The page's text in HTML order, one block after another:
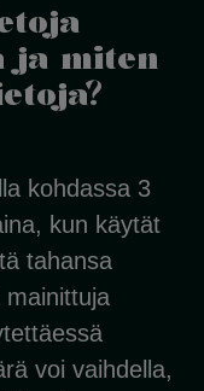
ja miten
kohdassa 3
kun käytät
tahansa
mainittuja
voi vaihdella,